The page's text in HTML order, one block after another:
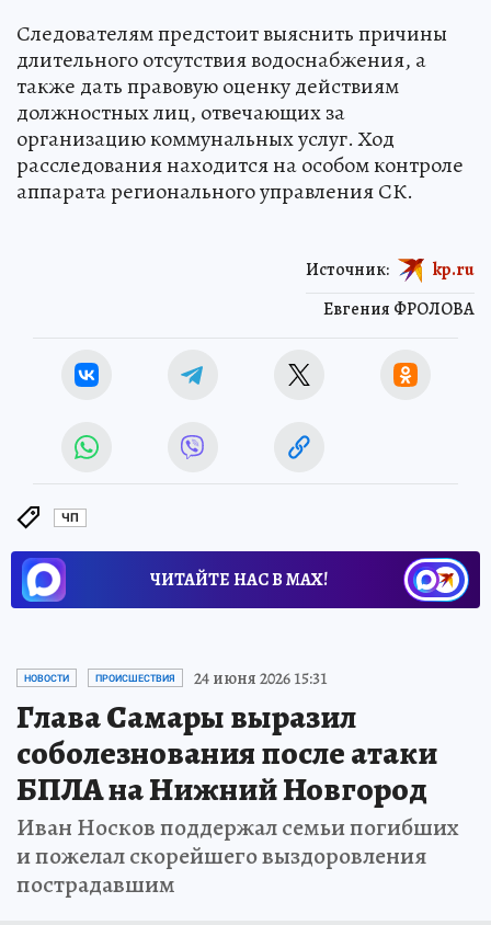
Следователям предстоит выяснить причины
длительного отсутствия водоснабжения, а
также дать правовую оценку действиям
должностных лиц, отвечающих за
организацию коммунальных услуг. Ход
расследования находится на особом контроле
аппарата регионального управления СК.
Евгения ФРОЛОВА
Источник: kp.ru
ЧП
ЧИТАЙТЕ НАС В МАХ!
НОВОСТИ ПРОИСШЕСТВИЯ 24 июня 2026 15:31
Глава Самары выразил
соболезнования после атаки
БПЛА на Нижний Новгород
Иван Носков поддержал семьи погибших
и пожелал скорейшего выздоровления
пострадавшим